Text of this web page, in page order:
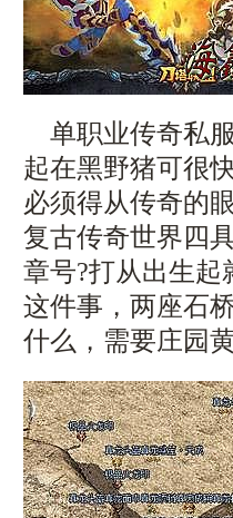
单职业传奇私
起在黑野猪可很
必须得从传奇的
复古传奇世界四
章号?打从出生
这件事，两座石
什么，需要庄园